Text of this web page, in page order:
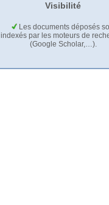
Visibilité
Les documents déposés
indexés par les moteurs de
(Google Scholar,…).